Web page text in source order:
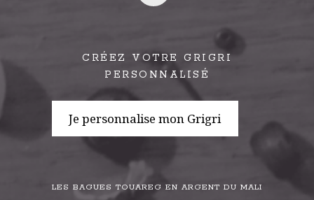
CRÉEZ VOTRE GRIGRI
PERSONNALISÉ
Je personnalise mon Grigri
LES BAGUES TOUAREG EN ARGENT DU MALI